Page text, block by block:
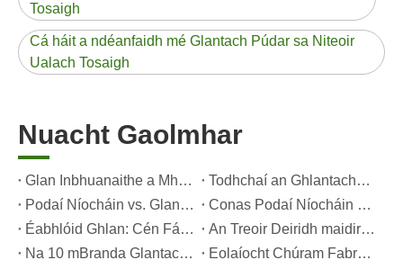
Tosaigh
Cá háit a ndéanfaidh mé Glantach Púdar sa Niteoir
Ualach Tosaigh
Nuacht Gaolmhar
Glan Inbhuanaithe a Mháistreacht: Treoir an tSaineolaí ar Leatháin Ghlantacháin Éicea Níocháin
Todhchaí an Ghlantacháin Inbhuanaithe: Cén Fáth a Bhfuil Siopaí Athlíonta ag glacadh le Leatháin Ghlantacháin Níocháin Bhulc Neamhphacáilte
Podaí Níocháin vs. Glantach Leachtacha: Cé acu Rogha Ceart do Do Níocháin?
Conas Podaí Níocháin a Úsáid i gceart: Léargais Saineolaithe ó Monaróir Ceannasach Potaí Níocháin sa tSín
Éabhlóid Ghlan: Cén Fáth a Bhfuil Podaí Níocháin Ardfheidhmíochta ag Sainmhíniú Todhchaí Dhomhanda Chúram Fabraic
An Treoir Deiridh maidir le Podaí Níocháin: Léargais Saineolaithe ar Shábháilteacht, Eolaíocht, agus Cumhacht Glanta a Uasmhéadú
Na 10 mBranda Glantach is Fearr ar Domhan (2026) - Agus Mar is Féidir le Brandaí OEM/Lipéid Príobháideacha Dul san iomaíocht
Eolaíocht Chúram Fabraic Nua-Aimseartha: Treoir Ghairmiúil maidir le Podaí Níocháin, Soilteoirí agus Grabairí Datha